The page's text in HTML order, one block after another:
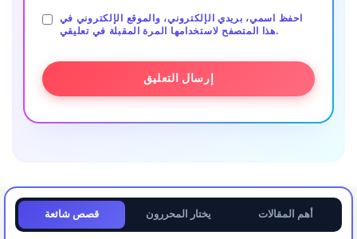
احفظ اسمي، بريدي الإلكتروني، والموقع الإلكتروني في
هذا المتصفح لاستخدامها المرة المقبلة في تعليقي.
قصص شائعة يختار المحررون أهم المقالات